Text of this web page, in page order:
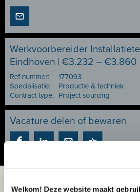
Welkom! Deze website maakt
Werkvoorbereider
Eindhoven | €3.232 – €3.860
Ref nummer:
177093
Specialisatie:
Productie & techniek
Contract type:
Project sourcing
Vacature delen of bewaren